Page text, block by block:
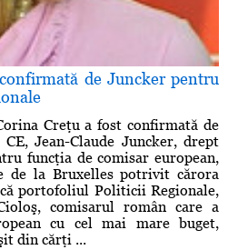
de Juncker pentru
Creţu a fost confirmată de
Jean-Claude Juncker, drept
funcţia de comisar european,
de la Bruxelles potrivit cărora
portofoliul Politicii Regionale,
comisarul român care a
cu cel mai mare buget,
din cărţi ...